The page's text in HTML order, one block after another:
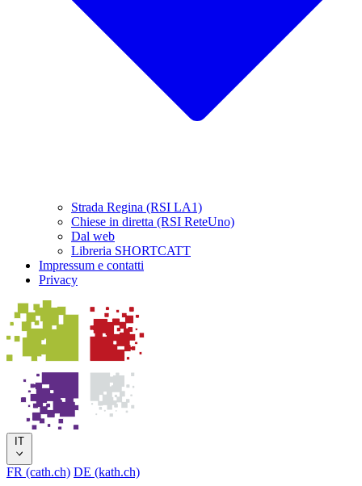
Strada Regina (RSI LA1)
Chiese in diretta (RSI ReteUno)
Dal web
Libreria SHORTCATT
Impressum e contatti
Privacy
IT
FR (cath.ch) DE (kath.ch)